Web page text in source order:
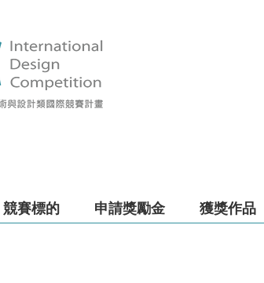
競賽標的 申請獎勵金 獲獎作品